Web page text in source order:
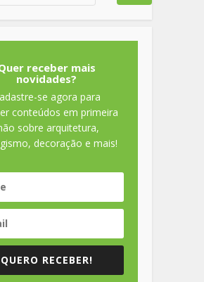
receber mais
novidades?
se agora para
conteúdos em primeira
sobre arquitetura,
decoração e mais!
QUERO RECEBER!